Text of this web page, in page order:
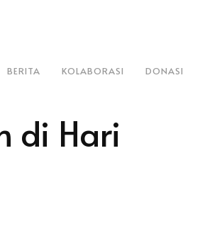
BERITA KOLABORASI DONASI
di Hari